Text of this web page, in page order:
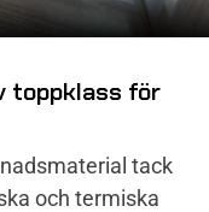
toppklass för
tack
och termiska